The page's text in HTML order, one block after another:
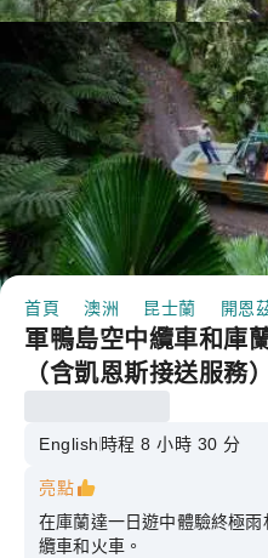
首頁 澳洲 昆士蘭 開恩
軍鴨島空中纜車和庫
（含凱恩斯接送服務）
English 時程 8 小時 30 分
亮點
在庫蘭達一日遊中體驗終極
纜車和火車。